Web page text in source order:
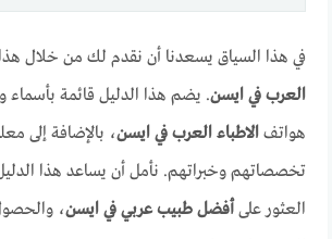
في هذا السياق يسعدنا أن نقدم لك من خلال هذا
العرب في ايسن. يضم هذا الدليل قائمة بأسماء
هواتف الاطباء العرب في ايسن، بالإضافة إلى
تخصصاتهم وخبراتهم. نأمل أن يساعد هذا
العثور علىأفضل طبيب عربي في ايسن،